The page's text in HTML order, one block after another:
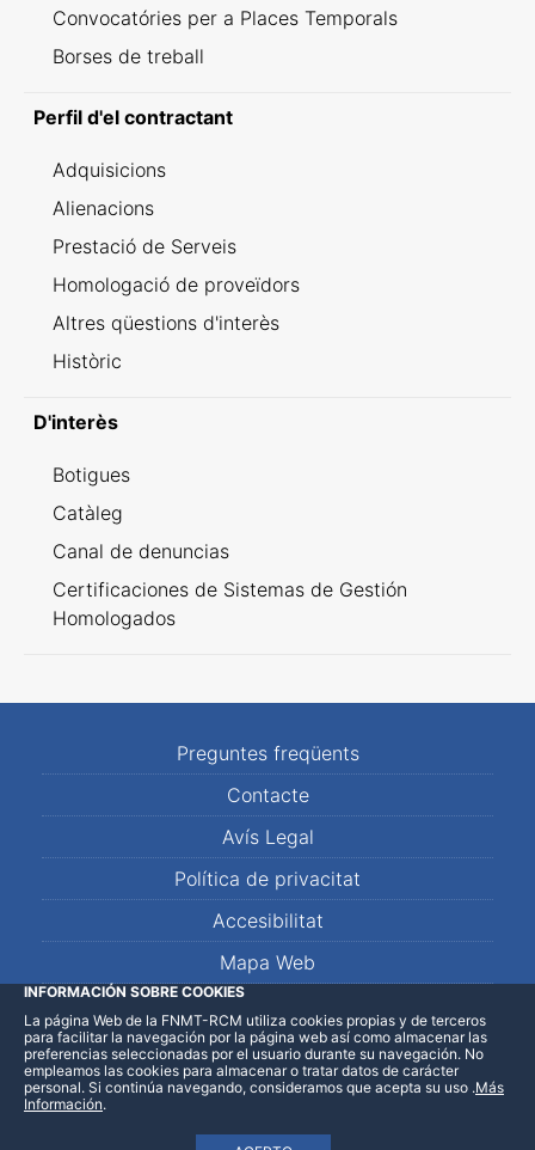
Convocatóries per a Places Temporals
Borses de treball
Perfil d'el contractant
Adquisicions
Alienacions
Prestació de Serveis
Homologació de proveïdors
Altres qüestions d'interès
Històric
D'interès
Botigues
Catàleg
Canal de denuncias
Certificaciones de Sistemas de Gestión
Homologados
Preguntes freqüents
Contacte
Avís Legal
Política de privacitat
Accesibilitat
Mapa Web
LinkedInFacebookWhatsApp
INFORMACIÓN SOBRE COOKIES
La página Web de la FNMT-RCM utiliza cookies propias y de terceros
para facilitar la navegación por la página web así como almacenar las
preferencias seleccionadas por el usuario durante su navegación. No
empleamos las cookies para almacenar o tratar datos de carácter
personal. Si continúa navegando, consideramos que acepta su uso .Más
Información.